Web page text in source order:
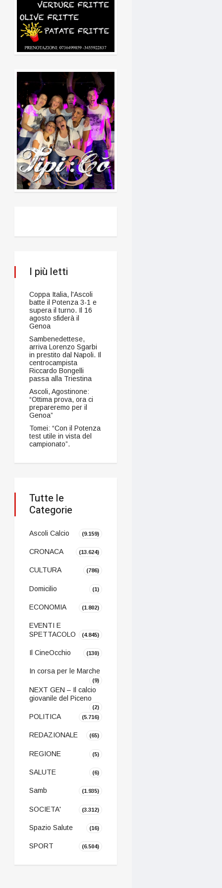
I più letti
Coppa Italia, l'Ascoli
batte il Potenza 3-1 e
supera il turno. Il 16
agosto sfiderà il
Genoa
Sambenedettese,
arriva Lorenzo Sgarbi
in prestito dal Napoli. Il
centrocampista
Riccardo Bongelli
passa alla Triestina
Ascoli, Agostinone:
“Ottima prova, ora ci
prepareremo per il
Genoa”
Tomei: “Con il Potenza
test utile in vista del
campionato”.
Tutte le
Categorie
Ascoli Calcio (9.159)
CRONACA (13.624)
CULTURA (786)
Domicilio (1)
ECONOMIA (1.802)
EVENTI E
SPETTACOLO
(4.845)
Il CineOcchio (130)
In corsa per le Marche
(9)
NEXT GEN – Il calcio
giovanile del Piceno
(2)
POLITICA (5.716)
REDAZIONALE (65)
REGIONE (5)
SALUTE (6)
Samb (1.935)
SOCIETA' (3.312)
Spazio Salute (16)
SPORT (6.504)